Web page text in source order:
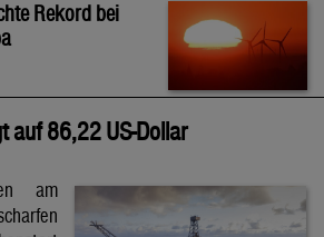
Rekord bei
auf 86,22 US-Dollar
am